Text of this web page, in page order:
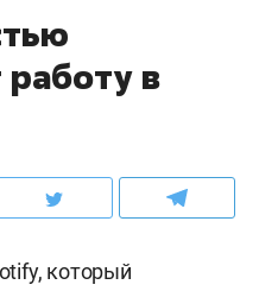
работу в
который